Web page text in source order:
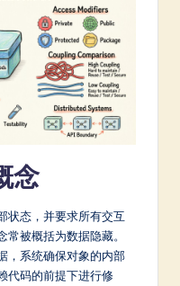
念
状态，并要求所有交互
被概括为数据隐藏。
，系统确保对象的内部
代码的前提下进行修